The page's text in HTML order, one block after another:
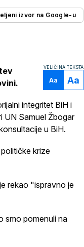
izvor na Google-u
VELIČINA TEKSTA
Aa Aa
integritet BiH i
UN Samuel Žbogar
u BiH.
krize
rekao "ispravno je
smo pomenuli na